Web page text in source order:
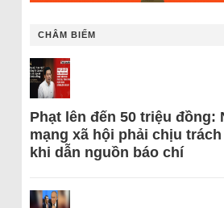
CHÂM BIẾM
Phạt lên đến 50 triệu đồng:
mạng xã hội phải chịu
khi dẫn nguồn báo chí